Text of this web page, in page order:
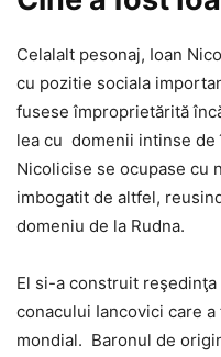
Celalalt pesonaj, Ioan
cu pozitie sociala
fusese împroprietărită
lea cu domenii intinse de
Nicolicise se ocupase cu
imbogatit de altfel,
domeniu de la Rudna.
El si-a construit
conacului Iancovici care
mondial. Baronul de